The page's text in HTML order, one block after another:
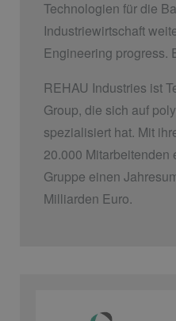
Technologien für die
Industriewirtschaft
Engineering progress.
REHAU Industries ist
Group, die sich auf
spezialisiert hat. Mit
20.000 Mitarbeitenden
Gruppe einen
Milliarden Euro.